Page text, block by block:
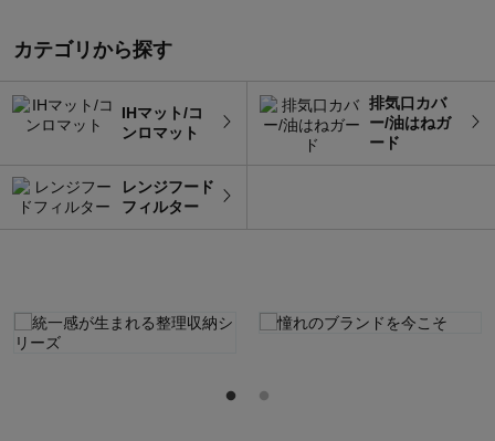
カテゴリから探す
IHマット/コ
ンロマット
排気口カバ
ー/油はねガ
ード
レンジフード
フィルター